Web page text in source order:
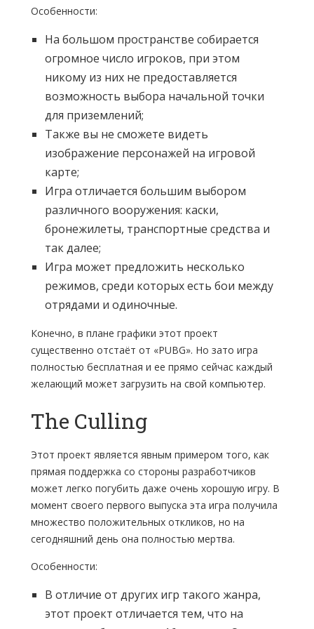
Особенности:
На большом пространстве собирается
огромное число игроков, при этом
никому из них не предоставляется
возможность выбора начальной точки
для приземлений;
Также вы не сможете видеть
изображение персонажей на игровой
карте;
Игра отличается большим выбором
различного вооружения: каски,
бронежилеты, транспортные средства и
так далее;
Игра может предложить несколько
режимов, среди которых есть бои между
отрядами и одиночные.
Конечно, в плане графики этот проект
существенно отстаёт от «PUBG». Но зато игра
полностью бесплатная и ее прямо сейчас каждый
желающий может загрузить на свой компьютер.
The Culling
Этот проект является явным примером того, как
прямая поддержка со стороны разработчиков
может легко погубить даже очень хорошую игру. В
момент своего первого выпуска эта игра получила
множество положительных откликов, но на
сегодняшний день она полностью мертва.
Особенности:
В отличие от других игр такого жанра,
этот проект отличается тем, что на